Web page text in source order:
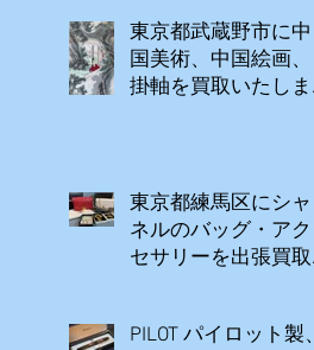
東京都武蔵野市に中
国美術、中国絵画、
掛軸を買取いたしま
東京都練馬区にシャ
ネルのバッグ・アク
セサリーを出張買取
PILOT パイロット製、